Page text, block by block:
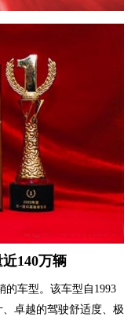
140万辆
的车型。该车型自1993
卓越的驾驶舒适度、极